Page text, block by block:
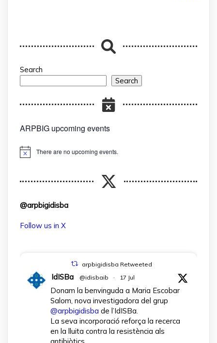
Search
Search
ARPBIG upcoming events
Notice There are no upcoming events.
@arpbigidisba
Follow us in X
arpbigidisba Retweeted
IdISBa @idisbaib · 17 Jul
Donam la benvinguda a Maria Escobar
Salom, nova investigadora del grup
@arpbigidisba de l’IdISBa.
La seva incorporació reforça la recerca
en la lluita contra la resistència als